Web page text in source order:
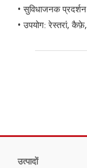
• सुविधाजनक
• उपयोग: रेस्तरां,
उत्पादों